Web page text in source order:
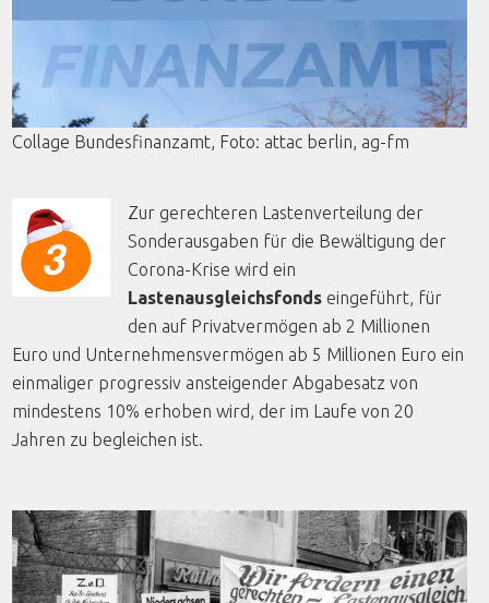
Collage Bundesfinanzamt, Foto: attac berlin, ag-fm
Zur gerechteren Lastenverteilung der
Sonderausgaben für die Bewältigung der
Corona-Krise wird ein
Lastenausgleichsfonds eingeführt, für
den auf Privatvermögen ab 2 Millionen
Euro und Unternehmensvermögen ab 5 Millionen Euro ein
einmaliger progressiv ansteigender Abgabesatz von
mindestens 10% erhoben wird, der im Laufe von 20
Jahren zu begleichen ist.